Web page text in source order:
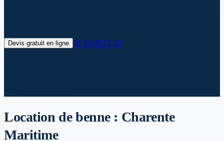
Devis gratuit en ligne 07 45 89 15 35
Location de benne : Charente
Maritime